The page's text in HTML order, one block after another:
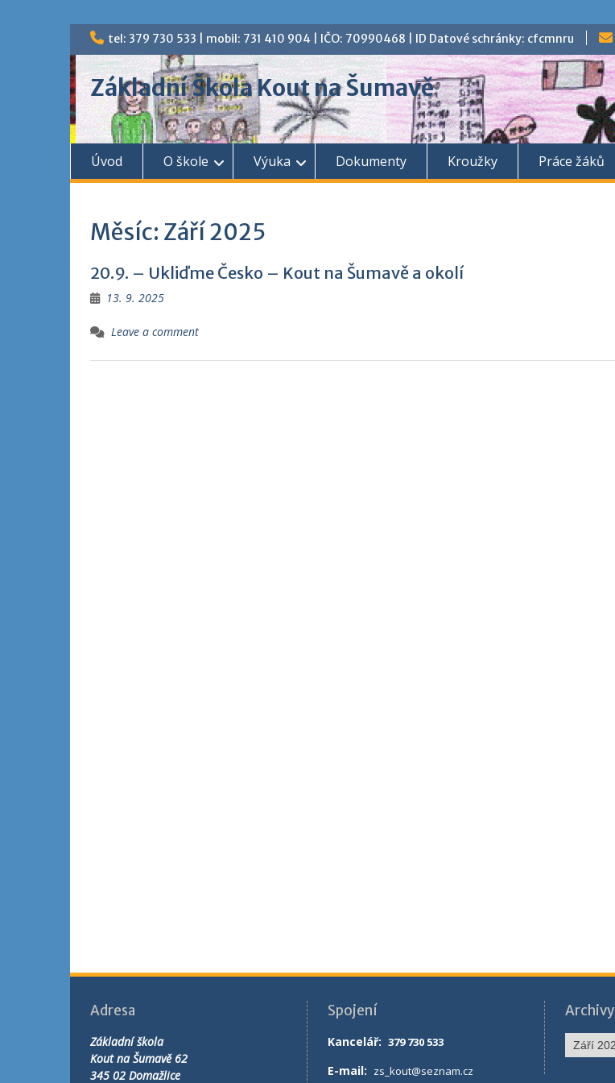
Skip
content
tel: 379 730 533 | mobil: 731 410 904 | IČO: 70990468 | ID Datové schránky: cfcmnru
Základní Škola Kout na Šumavě
Úvod O škole Výuka Dokumenty Kroužky Práce žáků
Měsíc: Září 2025
20.9. – Ukliďme Česko – Kout na Šumavě a okolí
13. 9. 2025
Leave a comment
Adresa
Základní škola
Kout na Šumavě 62
345 02 Domažlice
Spojení
Kancelář:379 730 533
E-mail: zs_kout@seznam.cz
Archivy
Archivy